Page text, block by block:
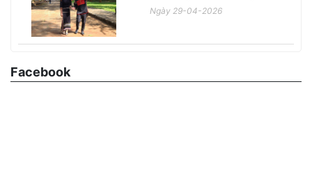
Ngày 29-04-2026
Facebook